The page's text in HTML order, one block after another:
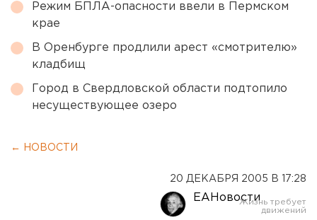
Режим БПЛА-опасности ввели в Пермском
крае
В Оренбурге продлили арест «смотрителю»
кладбищ
Город в Свердловской области подтопило
несуществующее озеро
← НОВОСТИ
20 ДЕКАБРЯ 2005 В 17:28
ЕАНовости